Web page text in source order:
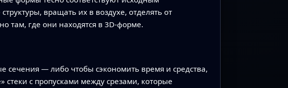
вращать их в воздухе, отделять от
там, где они находятся в 3D‑форме.
— либо чтобы сэкономить время и средства,
стеки с пропусками между срезами, которые